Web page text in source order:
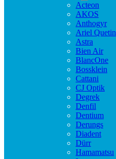
Acteon
AKOS
Anthogyr
Ariel Quetin
Astra
Bien Air
BlancOne
Bossklein
Cattani
CJ Optik
Degrek
Denfil
Dentium
Derungs
Diadent
Dürr
Hamamatsu